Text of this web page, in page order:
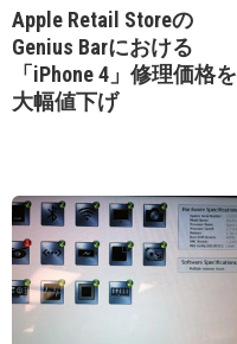
Apple Retail Storeの
Genius Barにおける
「iPhone 4」修理価格を
大幅値下げ